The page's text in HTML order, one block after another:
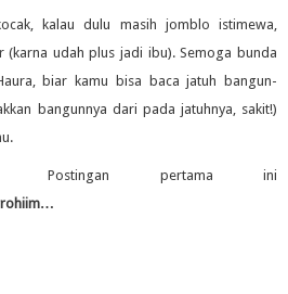
kalau dulu masih jomblo istimewa,
(karna udah plus jadi ibu). Semoga bunda
biar kamu bisa baca jatuh bangun-
bangunnya dari pada jatuhnya, sakit!)
pertama ini